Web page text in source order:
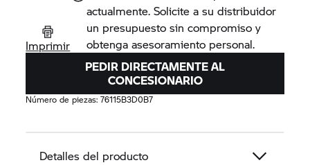
Imprimir
actualmente. Solicite a su distribuidor
un presupuesto sin compromiso y
obtenga asesoramiento personal.
PEDIR DIRECTAMENTE AL
CONCESIONARIO
Número de piezas:76115B3D0B7
Detalles del producto